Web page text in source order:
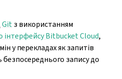
Gitз використанням
інтерфейсу Bitbucket Cloud,
у перекладах як запитів
безпосереднього запису до